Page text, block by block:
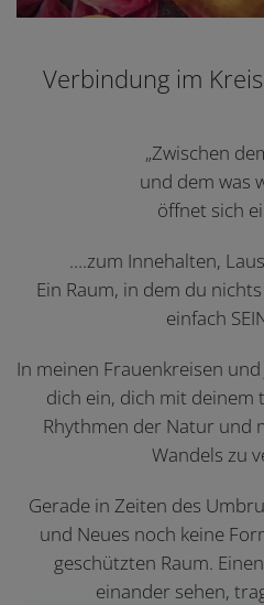
Verbindung im
„Zwischen
und dem was
öffnet sich
….zum Innehalten,
Ein Raum, in dem du
einfach
In meinen Frauenkreisen
dich ein, dich mit deinem
Rhythmen der Natur und
Wandels zu
Gerade in Zeiten des
und Neues noch keine
geschützten Raum.
einander sehen,